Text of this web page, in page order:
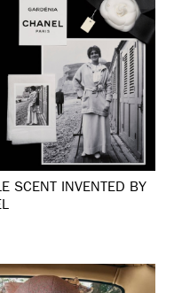
SCENT INVENTED BY